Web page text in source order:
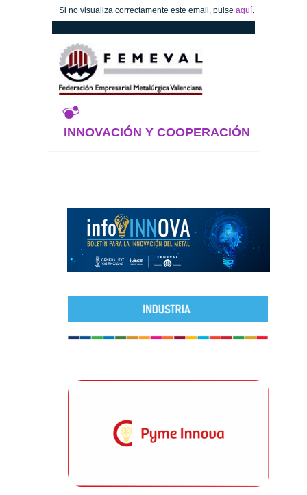
Si no visualiza correctamente este email, pulse aquí.
INNOVACIÓN Y COOPERACIÓN